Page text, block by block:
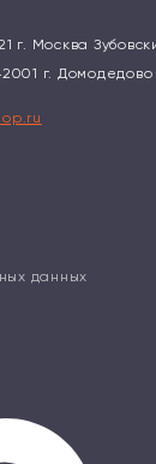
г. Москва
г.
данных